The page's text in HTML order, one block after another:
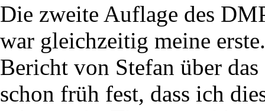
Die zweite Auflage des
war gleichzeitig meine
Bericht von Stefan über
schon früh fest, dass ich